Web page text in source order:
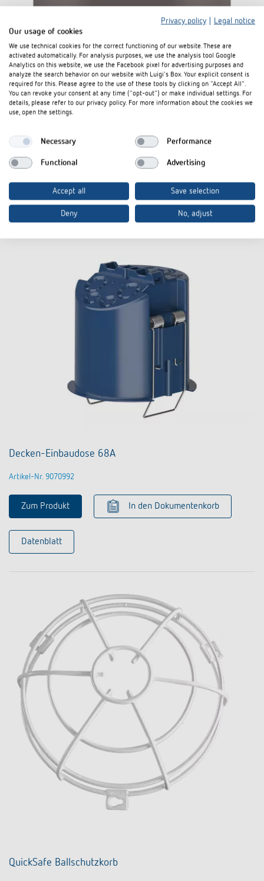
AP-Rahmen 110A GR
Zum Produkt In den Dokumentenkorb
Datenblatt
Decken-Einbaudose 68A
Artikel-Nr. 9070992
Zum Produkt In den Dokumentenkorb
Datenblatt
QuickSafe Ballschutzkorb
Privacy policy
Legal notice
Our usage of cookies
We use technical cookies for the correct functioning of our website. These are
activated automatically. For analysis purposes, we use the analysis tool Google
Analytics on this website, we use the Facebook pixel for advertising purposes and
analyze the search behavior on our website with Luigi's Box. Your explicit consent is
required for this. Please agree to the use of these tools by clicking on "Accept All".
You can revoke your consent at any time ("opt-out") or make individual settings. For
details, please refer to our privacy policy. For more information about the cookies we
use, open the settings.
Necessary Performance
Functional Advertising
Accept all Save selection
Deny No, adjust